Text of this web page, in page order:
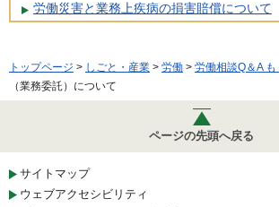
労働災害と業務上疾病の損害賠償について
トップページ > しごと・産業 > 労働 > 労働相談Q＆A も
（業務委託）について
ページの先頭へ戻る
サイトマップ
ウェブアクセシビリティ